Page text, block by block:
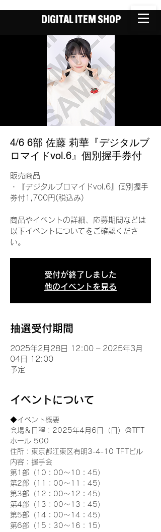
DIGITAL ITEM SHOP
4/6 6部 佐藤 莉華『デジタルブ
ロマイドvol.6』個別握手券付
販売商品
・『デジタルブロマイドvol.6』個別握手
券付1,700円(税込み)
商品やイベントの詳細、応募期間などは
以下イベントについてをご確認くださ
い。
受付が終了しました
他のイベントを見る
抽選受付期間
2025年2月28日 12:00 – 2025年3月
04日 12:00
予定
イベントについて
◆イベント概要
会場＆日程：2025年4月6日（日）＠TFT
ホール 500
住所：東京都江東区有明3-4-10 TFTビル
内容：握手会
第1部（10：00～10：45）
第2部（11：00～11：45）
第3部（12：00～12：45）
第4部（13：00～13：45）
第5部（14：00～14：45）
第6部（15：30～16：15）